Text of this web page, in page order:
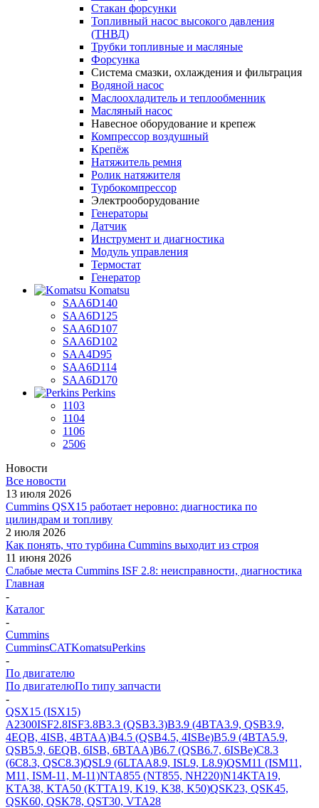
Стакан форсунки
Топливный насос высокого давления
(ТНВД)
Трубки топливные и масляные
Форсунка
Система смазки, охлаждения и фильтрация
Водяной насос
Маслоохладитель и теплообменник
Масляный насос
Навесное оборудование и крепеж
Компрессор воздушный
Крепёж
Натяжитель ремня
Ролик натяжителя
Турбокомпрессор
Электрооборудование
Генераторы
Датчик
Инструмент и диагностика
Модуль управления
Термостат
Генератор
Komatsu
SAA6D140
SAA6D125
SAA6D107
SAA6D102
SAA4D95
SAA6D114
SAA6D170
Perkins
1103
1104
1106
2506
Новости
Все новости
13 июля 2026
Cummins QSX15 работает неровно: диагностика по
цилиндрам и топливу
2 июля 2026
Как понять, что турбина Cummins выходит из строя
11 июня 2026
Слабые места Cummins ISF 2.8: неисправности, диагностика
Главная
-
Каталог
-
Cummins
CumminsCATKomatsuPerkins
-
По двигателю
По двигателюПо типу запчасти
-
QSX15 (ISX15)
A2300ISF2.8ISF3.8B3.3 (QSB3.3)B3.9 (4BTA3.9, QSB3.9,
4EQB, 4ISB, 4BTAA)B4.5 (QSB4.5, 4ISBe)B5.9 (4BTA5.9,
QSB5.9, 6EQB, 6ISB, 6BTAA)B6.7 (QSB6.7, 6ISBe)C8.3
(6C8.3, QSC8.3)QSL9 (6LTAA8.9, ISL9, L8.9)QSM11 (ISM11,
M11, ISM-11, M-11)NTA855 (NT855, NH220)N14KTA19,
KTA38, KTA50 (KTTA19, K19, K38, K50)QSK23, QSK45,
QSK60, QSK78, QST30, VTA28